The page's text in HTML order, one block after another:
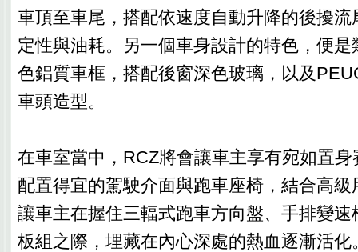
車頂至車尾，搭配依速度自動升降的後擾
定性與油耗。另一個車身設計的特色，便
色鋁質車框，搭配後窗深色玻璃，以及
車頭造型。
在車室當中，RCZ將會讓車主享有宛如置
配置得宜的駕駛介面與跑車座椅，結合高
讓車主在握住三輻式跑車方向盤、手排變
板組之際，埋藏在內心深處的熱血逐漸活化